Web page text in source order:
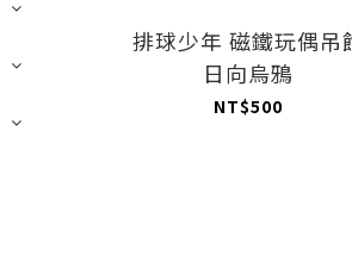
排球少年 磁鐵玩偶吊
日向烏鴉
NT$500